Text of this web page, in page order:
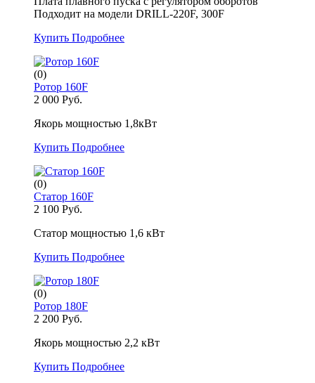
Подходит на модели DRILL-220F, 300F
Купить Подробнее
(0)
Ротор 160F
2 000 Руб.
Якорь мощностью 1,8кВт
Купить Подробнее
(0)
Статор 160F
2 100 Руб.
Статор мощностью 1,6 кВт
Купить Подробнее
(0)
Ротор 180F
2 200 Руб.
Якорь мощностью 2,2 кВт
Купить Подробнее